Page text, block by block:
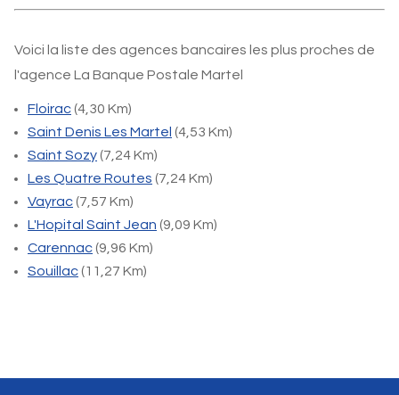
Voici la liste des agences bancaires les plus proches de
l'agence La Banque Postale Martel
Floirac(4,30 Km)
Saint Denis Les Martel (4,53 Km)
Saint Sozy(7,24 Km)
Les Quatre Routes (7,24 Km)
Vayrac(7,57 Km)
L'Hopital Saint Jean (9,09 Km)
Carennac(9,96 Km)
Souillac(11,27 Km)